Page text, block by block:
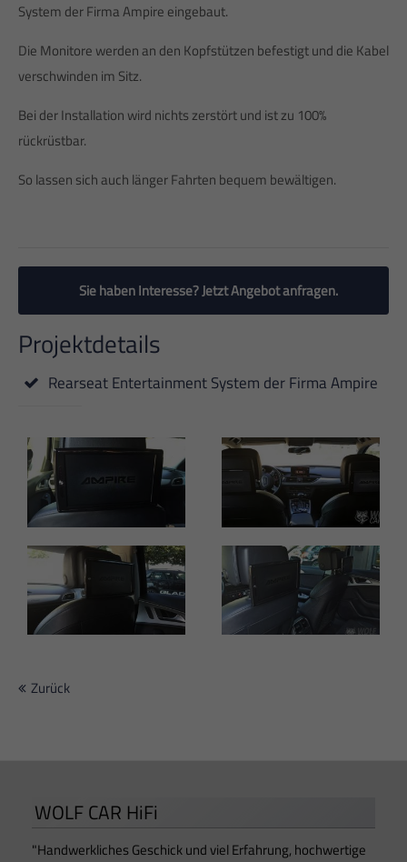
System der Firma Ampire eingebaut.
Die Monitore werden an den Kopfstützen befestigt und die Kabel
verschwinden im Sitz.
Bei der Installation wird nichts zerstört und ist zu 100%
rückrüstbar.
So lassen sich auch länger Fahrten bequem bewältigen.
Sie haben Interesse? Jetzt Angebot anfragen.
Projektdetails
Rearseat Entertainment System der Firma Ampire
Zurück
WOLF CAR HiFi
"Handwerkliches Geschick und viel Erfahrung, hochwertige